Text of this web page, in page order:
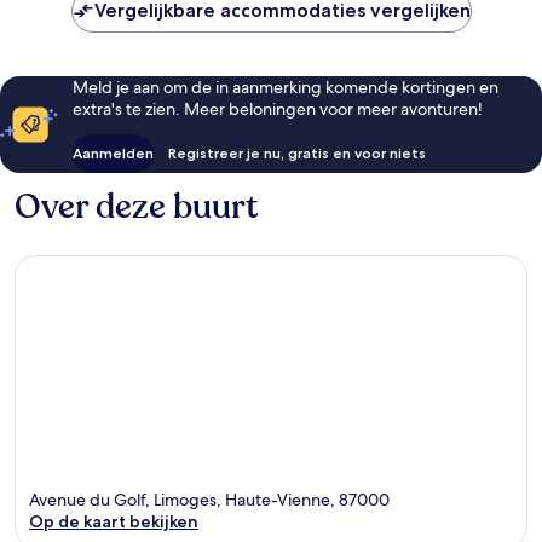
Vergelijkbare accommodaties vergelijken
Meld je aan om de in aanmerking komende kortingen en
extra's te zien. Meer beloningen voor meer avonturen!
Aanmelden Registreer je nu, gratis en voor niets
Over deze buurt
Avenue du Golf, Limoges, Haute-Vienne, 87000
Op de kaart bekijken